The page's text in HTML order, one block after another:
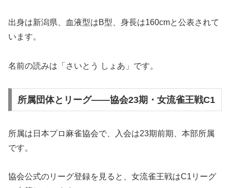
出身は新潟県、血液型はB型、身長は160cmと公表されて
います。
名前の読みは「さいとう しょあ」です。
所属団体とリーグ――協会23期・女流雀王戦C1
所属は日本プロ麻雀協会で、入会は23期前期、本部所属
です。
協会公式のリーグ登録を見ると、女流雀王戦はC1リーグ